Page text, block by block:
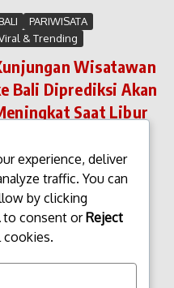
PARIWISATA
& Trending
Wisatawan
Bali Diprediksi Akan
Saat Libur
Indonesia – Kunjungan
Wisatawan ke Bali Diprediksi
Akan Meningkat Saat Libur
2025. Pulau Bali
di perkirakan akan
tujuan utama bagi
experience, deliver
traffic. You can
by clicking
to consent orReject